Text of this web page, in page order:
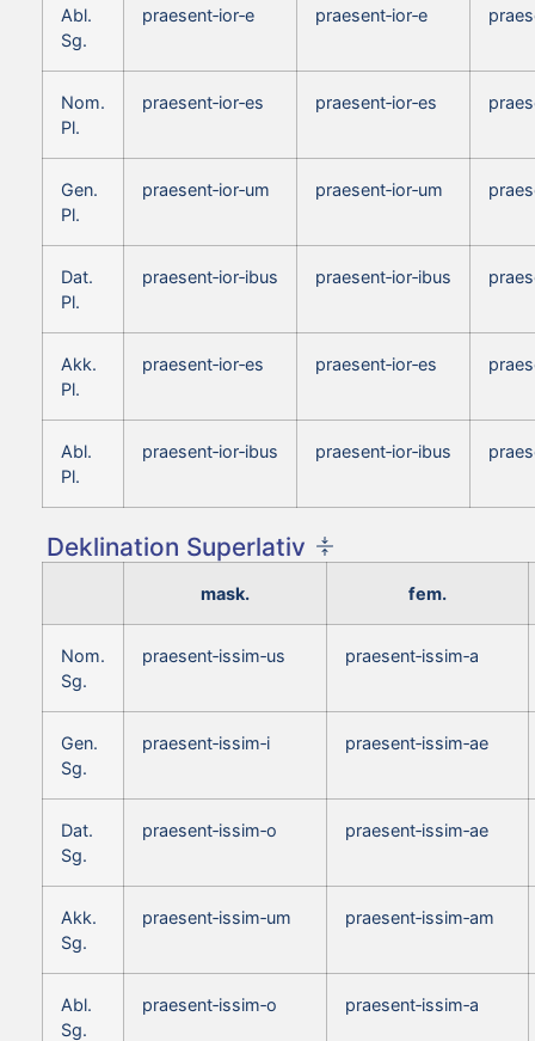
Abl.
Sg.
praesent‑ior‑e praesent‑ior‑e
Nom.
Pl.
praesent‑ior‑es praesent‑ior‑es
Gen.
Pl.
praesent‑ior‑um praesent‑ior‑um
Dat.
Pl.
praesent‑ior‑ibus praesent‑ior‑ibus
Akk.
Pl.
praesent‑ior‑es praesent‑ior‑es
Abl.
Pl.
praesent‑ior‑ibus praesent‑ior‑ibus
Deklination Superlativ
mask. fem.
Nom.
Sg.
praesent‑issim‑us praesent‑issim‑a
Gen.
Sg.
praesent‑issim‑i praesent‑issim‑ae
Dat.
Sg.
praesent‑issim‑o praesent‑issim‑ae
Akk.
Sg.
praesent‑issim‑um praesent‑issim‑am
Abl.
Sg.
praesent‑issim‑o praesent‑issim‑a